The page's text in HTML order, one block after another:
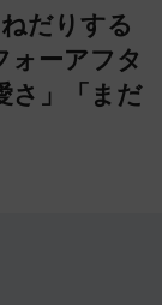
だりする
ーアフタ
さ」「まだ